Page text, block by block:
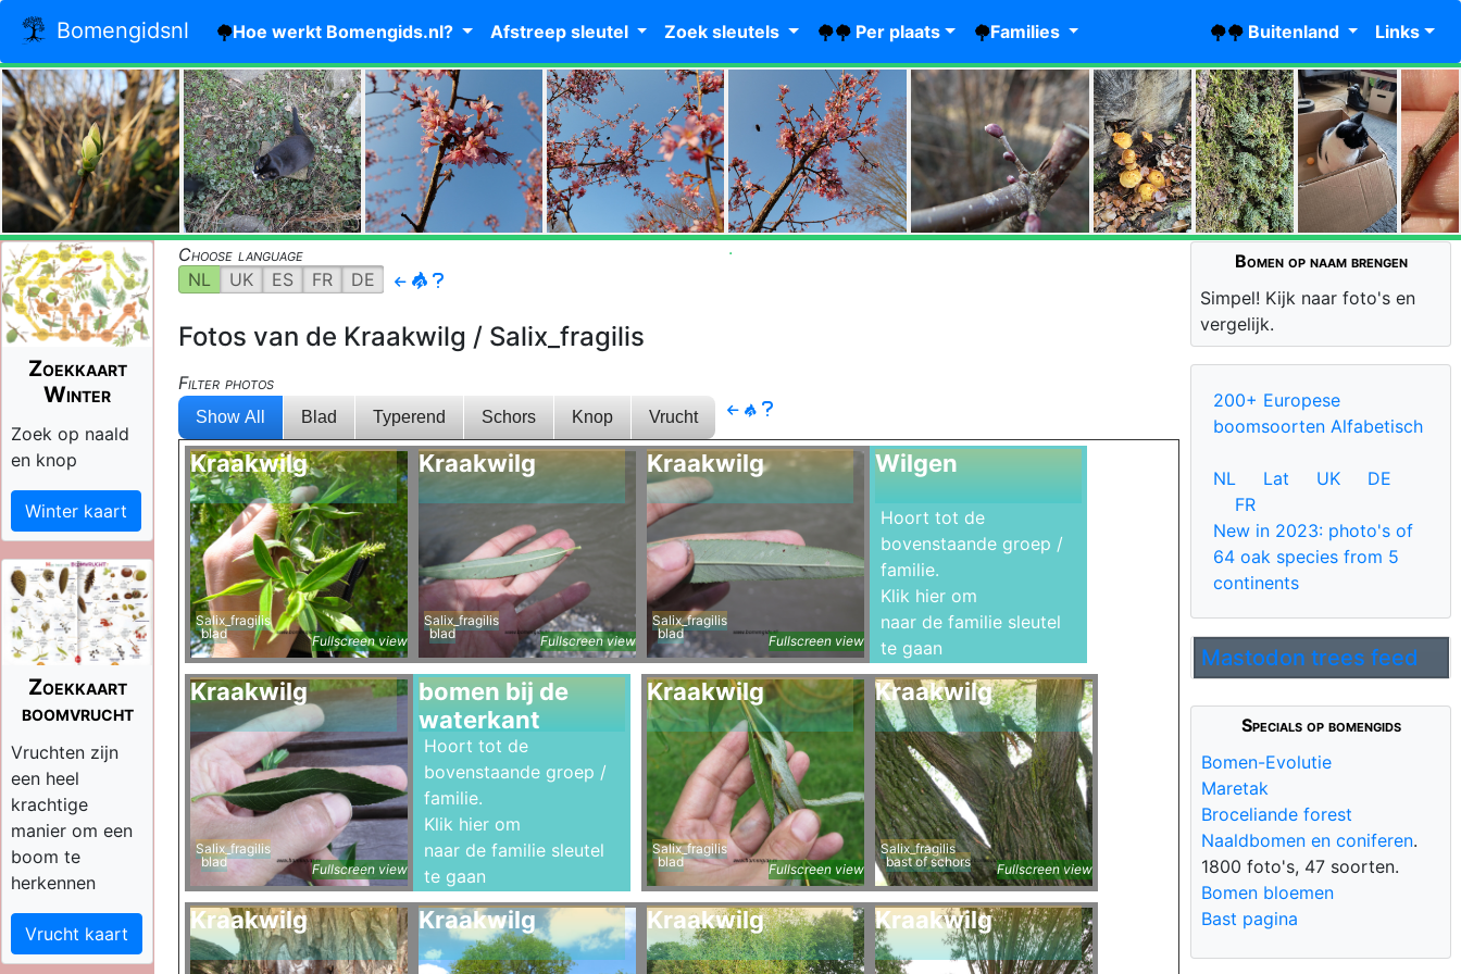
Bomengidsnl Hoe werkt Bomengids.nl? Afstreep sleutel Zoek sleutels Per plaats Families Buitenland Links
.
.
Zoekkaart
Winter
Zoek op naald
en knop
Winter kaart
Zoekkaart
boomvrucht
Vruchten zijn
een heel
krachtige
manier om een
boom te
herkennen
Vrucht kaart
Choose language
NL
UK ES FR DE
Fotos van de Kraakwilg / Salix_fragilis
Filter photos
Show All Blad Typerend Schors Knop Vrucht
Kraakwilg
Salix_fragilis
blad
Fullscreen view
Kraakwilg
Salix_fragilis
blad
Fullscreen view
Kraakwilg
Salix_fragilis
blad
Fullscreen view
Wilgen
Hoort tot de
bovenstaande groep /
familie.
Klik hier om
naar de familie sleutel
te gaan
Kraakwilg
Salix_fragilis
blad
Fullscreen view
bomen bij de
waterkant
Hoort tot de
bovenstaande groep /
familie.
Klik hier om
naar de familie sleutel
te gaan
Kraakwilg
Salix_fragilis
blad
Fullscreen view
Kraakwilg
Salix_fragilis
bast of schors
Fullscreen view
Kraakwilg Kraakwilg Kraakwilg Kraakwilg
Bomen op naam brengen
Simpel! Kijk naar foto's en
vergelijk.
200+ Europese
boomsoorten Alfabetisch
NL Lat UK
DE
FR
New in 2023: photo's of
64 oak species from 5
continents
Mastodon trees feed
Specials op bomengids
Bomen-Evolutie
Maretak
Broceliande forest
Naaldbomen en coniferen.
1800 foto's, 47 soorten.
Bomen bloemen
Bast pagina